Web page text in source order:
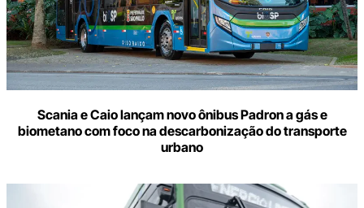
Scania e Caio lançam novo ônibus Padron a gás e
biometano com foco na descarbonização do transporte
urbano